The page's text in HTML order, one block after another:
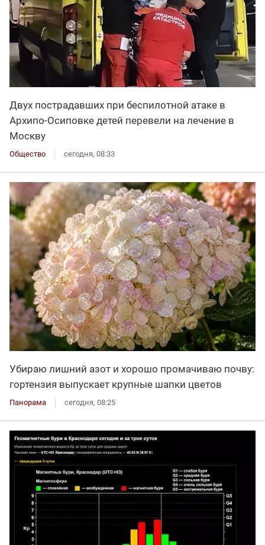
Двух пострадавших при беспилотной атаке в
Архипо-Осиповке детей перевели на лечение в
Москву
Общество сегодня, 08:33
Убираю лишний азот и хорошо промачиваю почву:
гортензия выпускает крупные шапки цветов
Панорама сегодня, 08:25